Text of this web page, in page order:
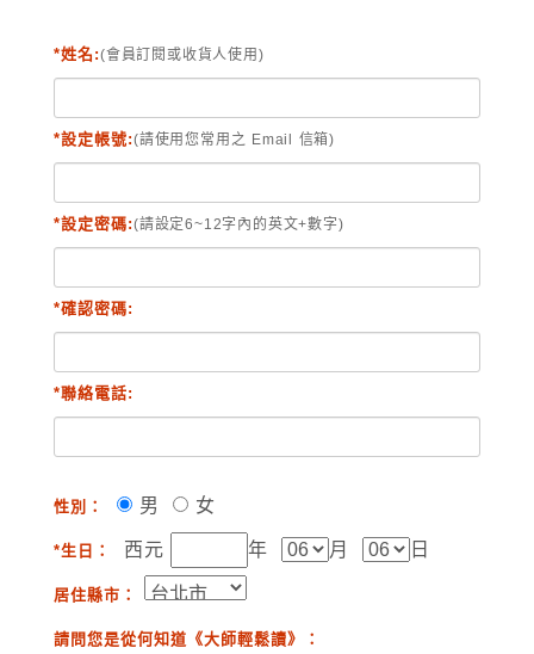
*姓名:(會員訂閱或收貨人使用)
*設定帳號:(請使用您常用之 Email 信箱)
*設定密碼:(請設定6~12字內的英文+數字)
*確認密碼:
*聯絡電話:
性別： 男 女
*生日： 西元 年 月 日
居住縣市：
請問您是從何知道《大師輕鬆讀》：